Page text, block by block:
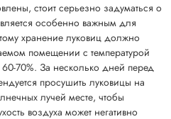
стоит серьезно задуматься о
особенно важным для
хранение луковиц должно
помещении с температурой
70%. За несколько дней перед
просушить луковицы на
лучей месте, чтобы
воздуха может негативно